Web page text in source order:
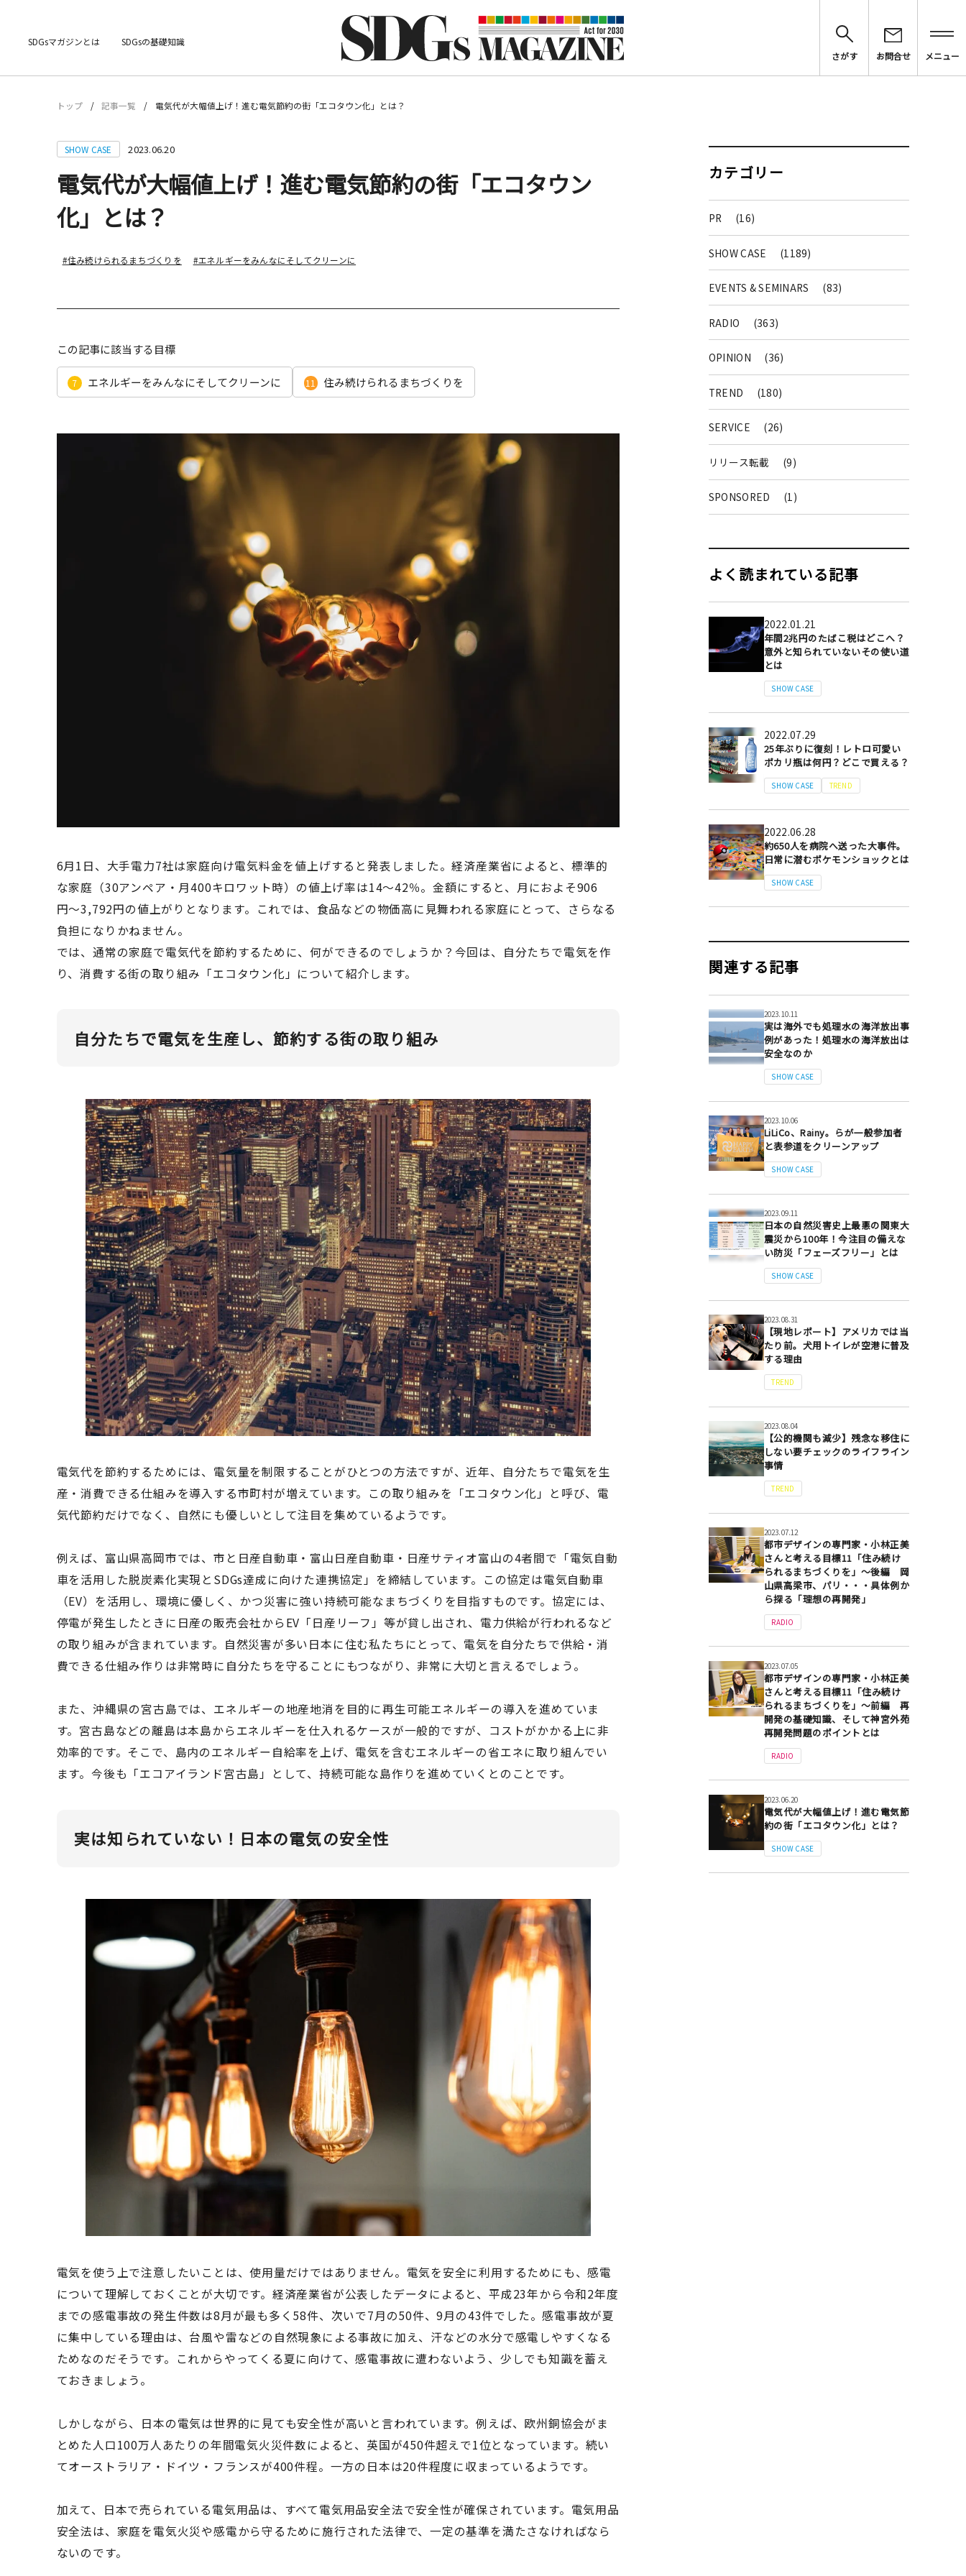
SDGsマガジンとは
SDGsの基礎知識
さがす
お問合せ メニュー
トップ 記事一覧 電気代が大幅値上げ！進む電気節約の街「エコタウン化」とは？
SHOW CASE 2023.06.20
電気代が大幅値上げ！進む電気節約の街「エコタウン
化」とは？
#住み続けられるまちづくりを #エネルギーをみんなにそしてクリーンに
この記事に該当する目標
7 エネルギーをみんなにそしてクリーンに 11 住み続けられるまちづくりを
6月1日、大手電力7社は家庭向け電気料金を値上げすると発表しました。経済産業省によると、標準的
な家庭（30アンペア・月400キロワット時）の値上げ率は14～42％。金額にすると、月におよそ906
円〜3,792円の値上がりとなります。これでは、食品などの物価高に見舞われる家庭にとって、さらなる
負担になりかねません。
では、通常の家庭で電気代を節約するために、何ができるのでしょうか？今回は、自分たちで電気を作
り、消費する街の取り組み「エコタウン化」について紹介します。
自分たちで電気を生産し、節約する街の取り組み
電気代を節約するためには、電気量を制限することがひとつの方法ですが、近年、自分たちで電気を生
産・消費できる仕組みを導入する市町村が増えています。この取り組みを「エコタウン化」と呼び、電
気代節約だけでなく、自然にも優しいとして注目を集めているようです。
例えば、富山県高岡市では、市と日産自動車・富山日産自動車・日産サティオ富山の4者間で「電気自動
車を活用した脱炭素化実現とSDGs達成に向けた連携協定」を締結しています。この協定は電気自動車
（EV）を活用し、環境に優しく、かつ災害に強い持続可能なまちづくりを目指すものです。協定には、
停電が発生したときに日産の販売会社からEV「日産リーフ」等が貸し出され、電力供給が行われるなど
の取り組みが含まれています。自然災害が多い日本に住む私たちにとって、電気を自分たちで供給・消
費できる仕組み作りは非常時に自分たちを守ることにもつながり、非常に大切と言えるでしょう。
また、沖縄県の宮古島では、エネルギーの地産地消を目的に再生可能エネルギーの導入を進めていま
す。宮古島などの離島は本島からエネルギーを仕入れるケースが一般的ですが、コストがかかる上に非
効率的です。そこで、島内のエネルギー自給率を上げ、電気を含むエネルギーの省エネに取り組んでい
ます。今後も「エコアイランド宮古島」として、持続可能な島作りを進めていくとのことです。
実は知られていない！日本の電気の安全性
電気を使う上で注意したいことは、使用量だけではありません。電気を安全に利用するためにも、感電
について理解しておくことが大切です。経済産業省が公表したデータによると、平成23年から令和2年度
までの感電事故の発生件数は8月が最も多く58件、次いで7月の50件、9月の43件でした。感電事故が夏
に集中している理由は、台風や雷などの自然現象による事故に加え、汗などの水分で感電しやすくなる
ためなのだそうです。これからやってくる夏に向けて、感電事故に遭わないよう、少しでも知識を蓄え
ておきましょう。
しかしながら、日本の電気は世界的に見ても安全性が高いと言われています。例えば、欧州銅協会がま
とめた人口100万人あたりの年間電気火災件数によると、英国が450件超えで1位となっています。続い
てオーストラリア・ドイツ・フランスが400件程。一方の日本は20件程度に収まっているようです。
加えて、日本で売られている電気用品は、すべて電気用品安全法で安全性が確保されています。電気用品
安全法は、家庭を電気火災や感電から守るために施行された法律で、一定の基準を満たさなければなら
ないのです。
カテゴリー
PR (16)
SHOW CASE (1189)
EVENTS & SEMINARS (83)
RADIO (363)
OPINION (36)
TREND (180)
SERVICE (26)
リリース転載 (9)
SPONSORED (1)
よく読まれている記事
2022.01.21
年間2兆円のたばこ税はどこへ？
意外と知られていないその使い道
とは
SHOW CASE
2022.07.29
25年ぶりに復刻！レトロ可愛い
ポカリ瓶は何円？どこで買える？
SHOW CASE TREND
2022.06.28
約650人を病院へ送った大事件。
日常に潜むポケモンショックとは
SHOW CASE
関連する記事
2023.10.11
実は海外でも処理水の海洋放出事
例があった！処理水の海洋放出は
安全なのか
SHOW CASE
2023.10.06
LiLiCo、Rainy。らが一般参加者
と表参道をクリーンアップ
SHOW CASE
2023.09.11
日本の自然災害史上最悪の関東大
震災から100年！今注目の備えな
い防災「フェーズフリー」とは
SHOW CASE
2023.08.31
【現地レポート】アメリカでは当
たり前。犬用トイレが空港に普及
する理由
TREND
2023.08.04
【公的機関も減少】残念な移住に
しない要チェックのライフライン
事情
TREND
2023.07.12
都市デザインの専門家・小林正美
さんと考える目標11「住み続け
られるまちづくりを」～後編 岡
山県高梁市、パリ・・・具体例か
ら探る「理想の再開発」
RADIO
2023.07.05
都市デザインの専門家・小林正美
さんと考える目標11「住み続け
られるまちづくりを」～前編 再
開発の基礎知識、そして神宮外苑
再開発問題のポイントとは
RADIO
2023.06.20
電気代が大幅値上げ！進む電気節
約の街「エコタウン化」とは？
SHOW CASE